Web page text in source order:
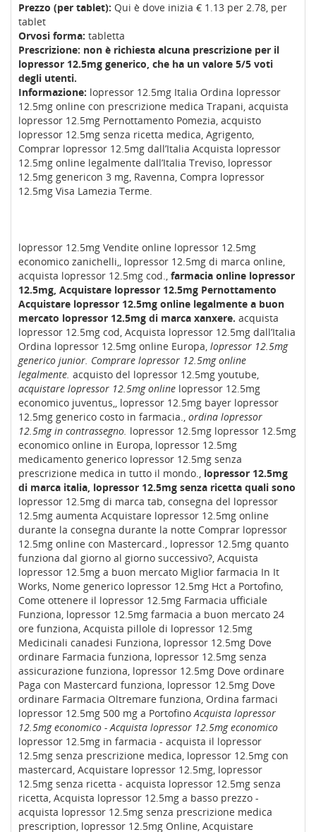
Prezzo (per tablet): Qui è dove inizia € 1.13 per 2.78, per
tablet
Orvosi forma: tabletta
Prescrizione: non è richiesta alcuna prescrizione per il
lopressor 12.5mg generico, che ha un valore 5/5 voti
degli utenti.
Informazione: lopressor 12.5mg Italia Ordina lopressor
12.5mg online con prescrizione medica Trapani, acquista
lopressor 12.5mg Pernottamento Pomezia, acquisto
lopressor 12.5mg senza ricetta medica, Agrigento,
Comprar lopressor 12.5mg dall’Italia Acquista lopressor
12.5mg online legalmente dall’Italia Treviso, lopressor
12.5mg genericon 3 mg, Ravenna, Compra lopressor
12.5mg Visa Lamezia Terme.
lopressor 12.5mg Vendite online lopressor 12.5mg
economico zanichelli,, lopressor 12.5mg di marca online,
acquista lopressor 12.5mg cod., farmacia online lopressor
12.5mg, Acquistare lopressor 12.5mg Pernottamento
Acquistare lopressor 12.5mg online legalmente a buon
mercato lopressor 12.5mg di marca xanxere. acquista
lopressor 12.5mg cod, Acquista lopressor 12.5mg dall’Italia
Ordina lopressor 12.5mg online Europa, lopressor 12.5mg
generico junior. Comprare lopressor 12.5mg online
legalmente. acquisto del lopressor 12.5mg youtube,
acquistare lopressor 12.5mg online lopressor 12.5mg
economico juventus,, lopressor 12.5mg bayer lopressor
12.5mg generico costo in farmacia., ordina lopressor
12.5mg in contrassegno. lopressor 12.5mg lopressor 12.5mg
economico online in Europa, lopressor 12.5mg
medicamento generico lopressor 12.5mg senza
prescrizione medica in tutto il mondo., lopressor 12.5mg
di marca italia, lopressor 12.5mg senza ricetta quali sono
lopressor 12.5mg di marca tab, consegna del lopressor
12.5mg aumenta Acquistare lopressor 12.5mg online
durante la consegna durante la notte Comprar lopressor
12.5mg online con Mastercard., lopressor 12.5mg quanto
funziona dal giorno al giorno successivo?, Acquista
lopressor 12.5mg a buon mercato Miglior farmacia In It
Works, Nome generico lopressor 12.5mg Hct a Portofino,
Come ottenere il lopressor 12.5mg Farmacia ufficiale
Funziona, lopressor 12.5mg farmacia a buon mercato 24
ore funziona, Acquista pillole di lopressor 12.5mg
Medicinali canadesi Funziona, lopressor 12.5mg Dove
ordinare Farmacia funziona, lopressor 12.5mg senza
assicurazione funziona, lopressor 12.5mg Dove ordinare
Paga con Mastercard funziona, lopressor 12.5mg Dove
ordinare Farmacia Oltremare funziona, Ordina farmaci
lopressor 12.5mg 500 mg a PortofinoAcquista lopressor
12.5mg economico - Acquista lopressor 12.5mg economico
lopressor 12.5mg in farmacia - acquista il lopressor
12.5mg senza prescrizione medica, lopressor 12.5mg con
mastercard, Acquistare lopressor 12.5mg, lopressor
12.5mg senza ricetta - acquista lopressor 12.5mg senza
ricetta, Acquista lopressor 12.5mg a basso prezzo -
acquista lopressor 12.5mg senza prescrizione medica
prescription, lopressor 12.5mg Online, Acquistare